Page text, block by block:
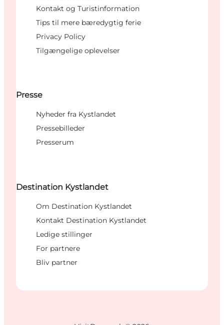
Kontakt og Turistinformation
Tips til mere bæredygtig ferie
Privacy Policy
Tilgængelige oplevelser
Presse
Nyheder fra Kystlandet
Pressebilleder
Presserum
Destination Kystlandet
Om Destination Kystlandet
Kontakt Destination Kystlandet
Ledige stillinger
For partnere
Bliv partner